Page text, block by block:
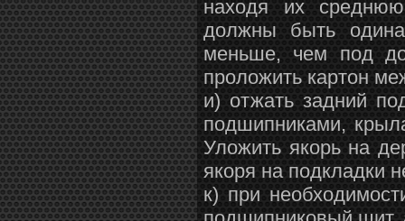
находя их
должны быть
меньше, чем под
проложить картон
и) отжать задний
подшипниками,
Уложить якорь на
якоря на подкладки
к) при